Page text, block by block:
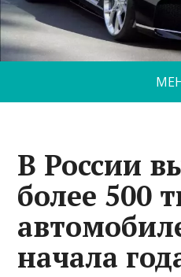
В России
более 500
начала